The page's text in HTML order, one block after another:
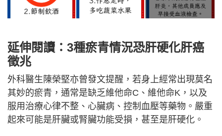
延伸閱讀：3種瘀青情況恐肝硬化肝癌
徵兆
外科醫生陳榮堅亦曾發文提醒，若身上經常出現莫名
其妙的瘀青，通常是缺乏維他命C、維他命K，以及
服用治療心律不整、心臟病、控制血壓等藥物。嚴重
起來可能是肝臟或腎臟功能受損，甚至是肝硬化。